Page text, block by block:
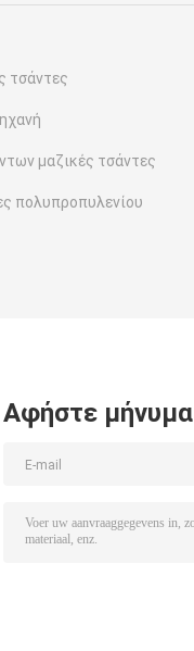
τσάντες
μαζικές τσάντες
πολυπροπυλενίου
Αφήστε μήνυμα